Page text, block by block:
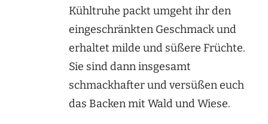
Kühltruhe packt umgeht ihr den
eingeschränkten Geschmack und
erhaltet milde und süßere Früchte.
Sie sind dann insgesamt
schmackhafter und versüßen euch
das Backen mit Wald und Wiese.